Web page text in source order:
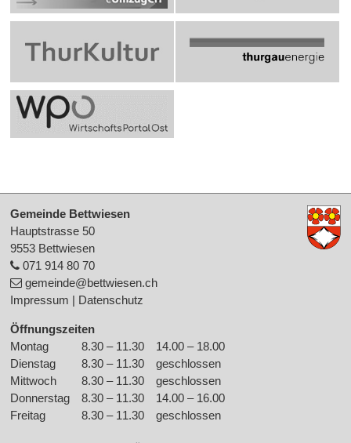
Footer
Gemeinde Bettwiesen
Hauptstrasse 50
9553 Bettwiesen
071 914 80 70
gemeinde@bettwiesen.ch
Impressum | Datenschutz
Öffnungszeiten
Wochentag
Morgen Nachmittag
Montag 8.30 – 11.30
14.00 – 18.00
Dienstag
8.30 – 11.30
geschlossen
Mittwoch
8.30 – 11.30
geschlossen
Donnerstag
8.30 – 11.30
14.00 – 16.00
Freitag
8.30 – 11.30 geschlossen